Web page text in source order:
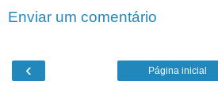
Enviar um comentário
‹ Página inicial